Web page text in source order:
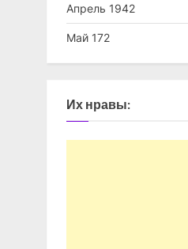
Апрель 1942
Май 172
Их нравы: